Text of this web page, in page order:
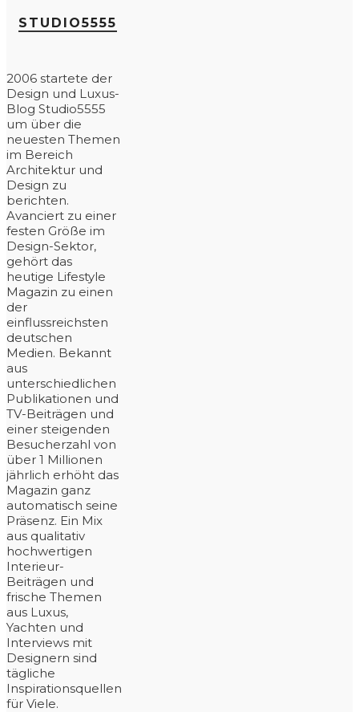
STUDIO5555
2006 startete der
Design und Luxus-
Blog Studio5555
um über die
neuesten Themen
im Bereich
Architektur und
Design zu
berichten.
Avanciert zu einer
festen Größe im
Design-Sektor,
gehört das
heutige Lifestyle
Magazin zu einen
der
einflussreichsten
deutschen
Medien. Bekannt
aus
unterschiedlichen
Publikationen und
TV-Beiträgen und
einer steigenden
Besucherzahl von
über 1 Millionen
jährlich erhöht das
Magazin ganz
automatisch seine
Präsenz. Ein Mix
aus qualitativ
hochwertigen
Interieur-
Beiträgen und
frische Themen
aus Luxus,
Yachten und
Interviews mit
Designern sind
tägliche
Inspirationsquellen
für Viele.